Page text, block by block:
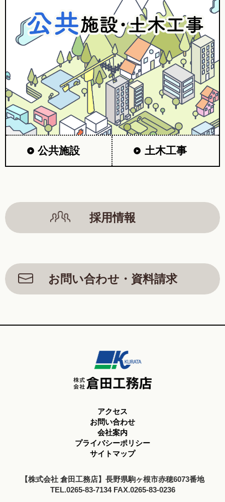
公共施設 土木工事
採用情報
お問い合わせ・資料請求
アクセス
お問い合わせ
会社案内
プライバシーポリシー
サイトマップ
【株式会社 倉田工務店】長野県駒ヶ根市赤穂6073番地
TEL.0265-83-7134 FAX.0265-83-0236